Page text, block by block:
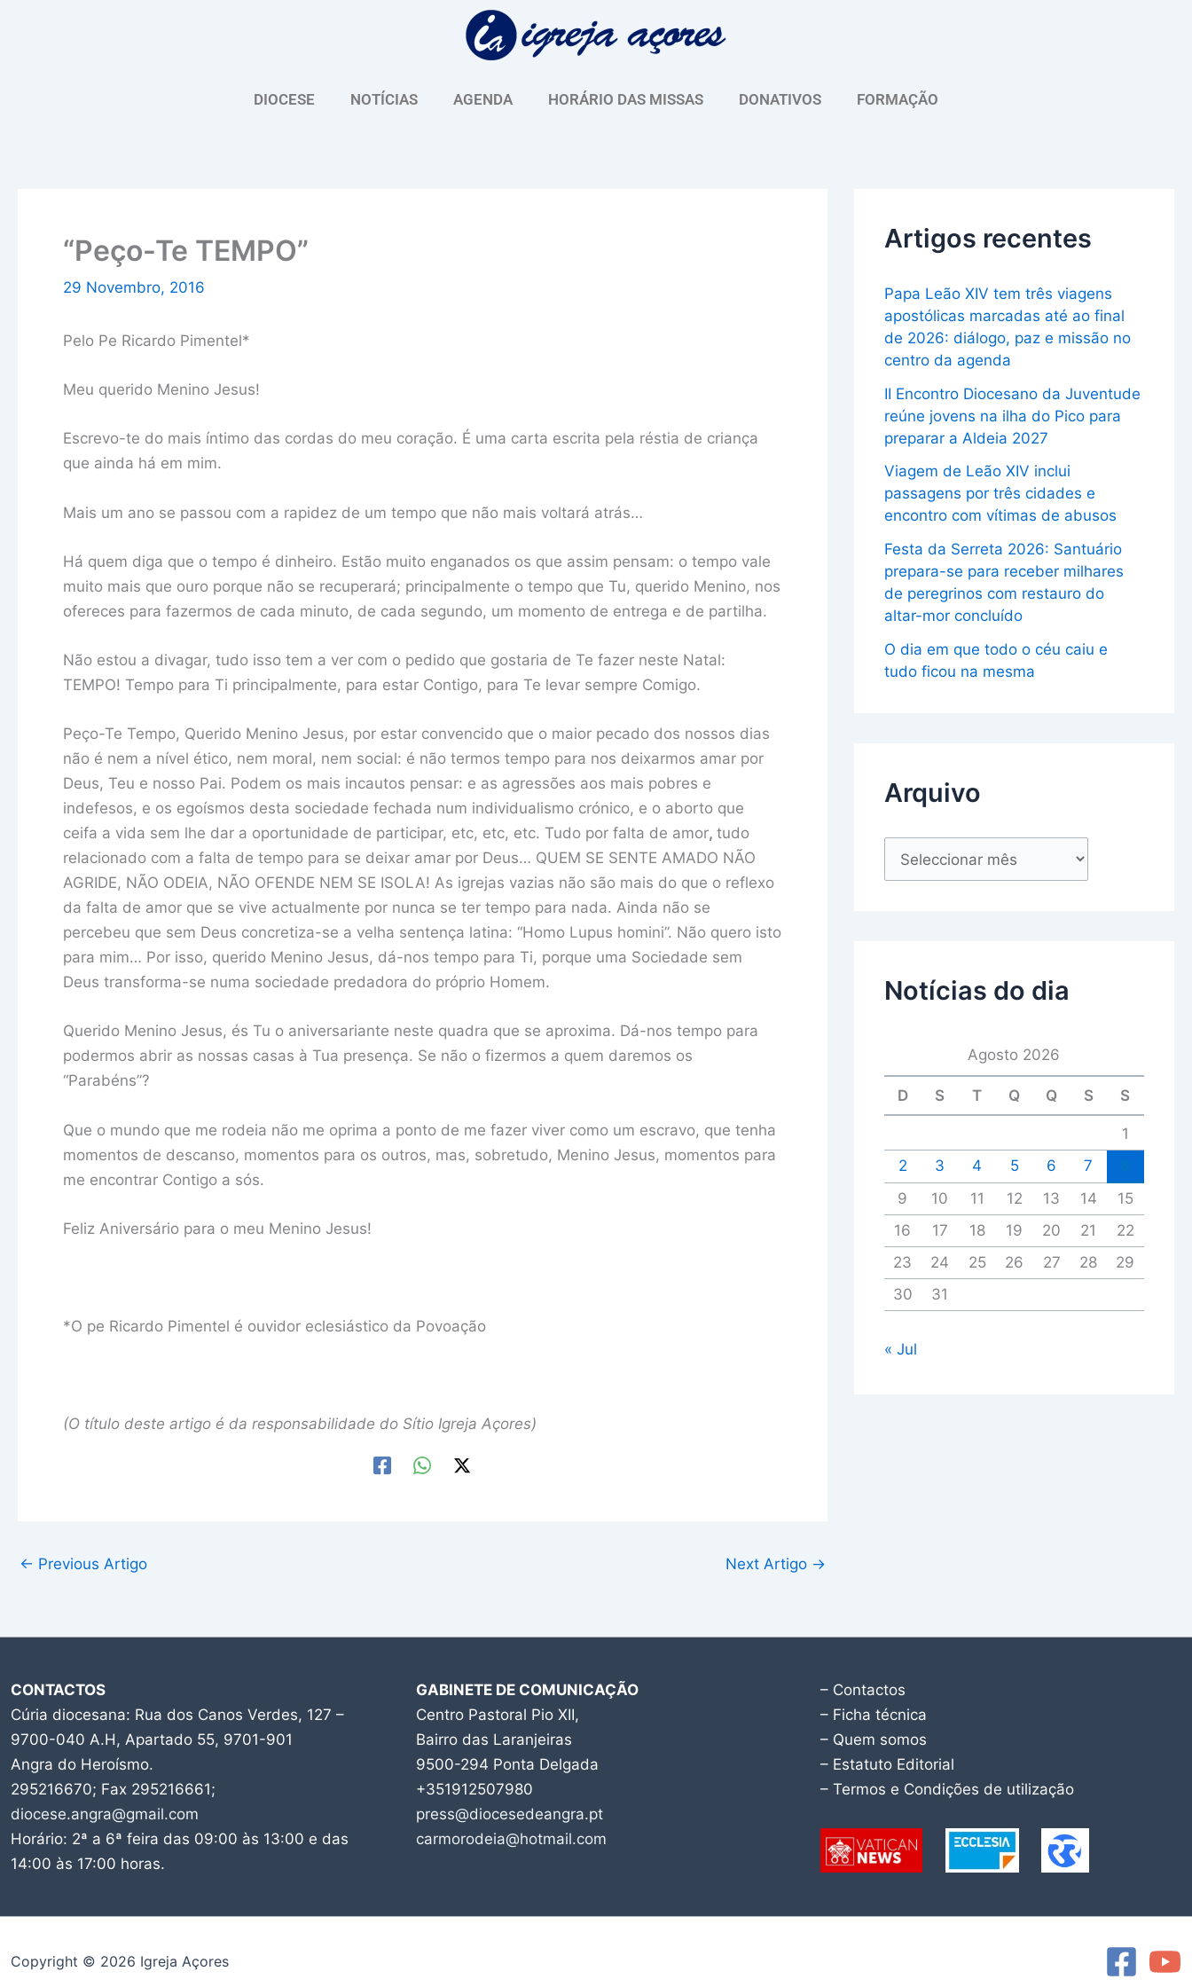
DIOCESE NOTÍCIAS AGENDA HORÁRIO DAS MISSAS DONATIVOS FORMAÇÃO
“Peço-Te TEMPO”
29 Novembro, 2016
Pelo Pe Ricardo Pimentel*
Meu querido Menino Jesus!
Escrevo-te do mais íntimo das cordas do meu coração. É uma carta escrita pela réstia de criança
que ainda há em mim.
Mais um ano se passou com a rapidez de um tempo que não mais voltará atrás…
Há quem diga que o tempo é dinheiro. Estão muito enganados os que assim pensam: o tempo vale
muito mais que ouro porque não se recuperará; principalmente o tempo que Tu, querido Menino, nos
ofereces para fazermos de cada minuto, de cada segundo, um momento de entrega e de partilha.
Não estou a divagar, tudo isso tem a ver com o pedido que gostaria de Te fazer neste Natal:
TEMPO! Tempo para Ti principalmente, para estar Contigo, para Te levar sempre Comigo.
Peço-Te Tempo, Querido Menino Jesus, por estar convencido que o maior pecado dos nossos dias
não é nem a nível ético, nem moral, nem social: é não termos tempo para nos deixarmos amar por
Deus, Teu e nosso Pai. Podem os mais incautos pensar: e as agressões aos mais pobres e
indefesos, e os egoísmos desta sociedade fechada num individualismo crónico, e o aborto que
ceifa a vida sem lhe dar a oportunidade de participar, etc, etc, etc. Tudo por falta de amor, tudo
relacionado com a falta de tempo para se deixar amar por Deus… QUEM SE SENTE AMADO NÃO
AGRIDE, NÃO ODEIA, NÃO OFENDE NEM SE ISOLA! As igrejas vazias não são mais do que o reflexo
da falta de amor que se vive actualmente por nunca se ter tempo para nada. Ainda não se
percebeu que sem Deus concretiza-se a velha sentença latina: “Homo Lupus homini”. Não quero isto
para mim… Por isso, querido Menino Jesus, dá-nos tempo para Ti, porque uma Sociedade sem
Deus transforma-se numa sociedade predadora do próprio Homem.
Querido Menino Jesus, és Tu o aniversariante neste quadra que se aproxima. Dá-nos tempo para
podermos abrir as nossas casas à Tua presença. Se não o fizermos a quem daremos os
“Parabéns”?
Que o mundo que me rodeia não me oprima a ponto de me fazer viver como um escravo, que tenha
momentos de descanso, momentos para os outros, mas, sobretudo, Menino Jesus, momentos para
me encontrar Contigo a sós.
Feliz Aniversário para o meu Menino Jesus!
*O pe Ricardo Pimentel é ouvidor eclesiástico da Povoação
(O título deste artigo é da responsabilidade do Sítio Igreja Açores)
← Previous Artigo Next Artigo →
Artigos recentes
Papa Leão XIV tem três viagens
apostólicas marcadas até ao final
de 2026: diálogo, paz e missão no
centro da agenda
II Encontro Diocesano da Juventude
reúne jovens na ilha do Pico para
preparar a Aldeia 2027
Viagem de Leão XIV inclui
passagens por três cidades e
encontro com vítimas de abusos
Festa da Serreta 2026: Santuário
prepara-se para receber milhares
de peregrinos com restauro do
altar-mor concluído
O dia em que todo o céu caiu e
tudo ficou na mesma
Arquivo
u
Notícias do dia
Agosto 2026
D S T Q Q S S
1
2
3 4 5 6 7
9
10 11 12 13 14
15
16
17 18 19 20 21
22
23
24 25 26 27 28
29
30
31
« Jul
CONTACTOS
Cúria diocesana: Rua dos Canos Verdes, 127 –
9700-040 A.H, Apartado 55, 9701-901
Angra do Heroísmo.
295216670; Fax 295216661;
diocese.angra@gmail.com
Horário: 2ª a 6ª feira das 09:00 às 13:00 e das
14:00 às 17:00 horas.
GABINETE DE COMUNICAÇÃO
Centro Pastoral Pio XII,
Bairro das Laranjeiras
9500-294 Ponta Delgada
+351912507980
press@diocesedeangra.pt
carmorodeia@hotmail.com
– Contactos
– Ficha técnica
– Quem somos
– Estatuto Editorial
– Termos e Condições de utilização
Copyright © 2026 Igreja Açores